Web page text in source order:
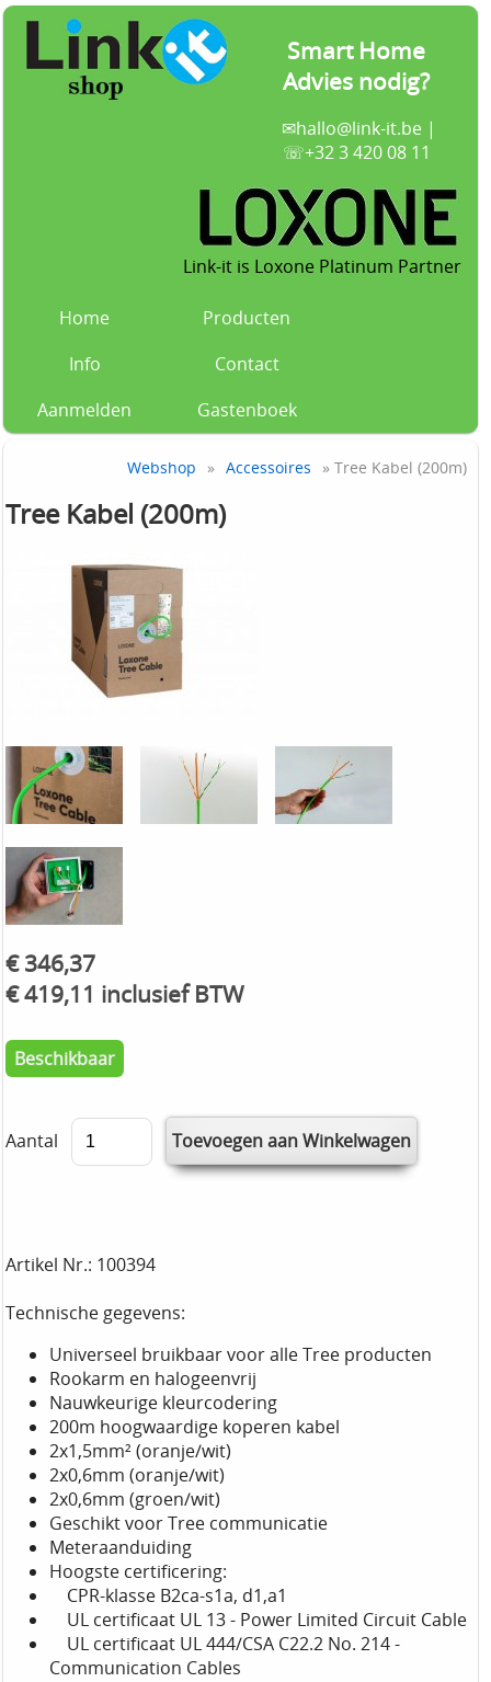
Smart Home
Advies nodig?
✉hallo@link-it.be|
☏+32 3 420 08 11
Link-it is Loxone Platinum Partner
Home
Producten
Info
Contact
Aanmelden
Gastenboek
Webshop » Accessoires » Tree Kabel (200m)
Tree Kabel (200m)
€ 346,37
€ 419,11 inclusief BTW
Beschikbaar
Aantal
Artikel Nr.: 100394
Technische gegevens:
Universeel bruikbaar voor alle Tree producten
Rookarm en halogeenvrij
Nauwkeurige kleurcodering
200m hoogwaardige koperen kabel
2x1,5mm² (oranje/wit)
2x0,6mm (oranje/wit)
2x0,6mm (groen/wit)
Geschikt voor Tree communicatie
Meteraanduiding
Hoogste certificering:
CPR-klasse B2ca-s1a, d1,a1
UL certificaat UL 13 - Power Limited Circuit Cable
UL certificaat UL 444/CSA C22.2 No. 214 -
Communication Cables